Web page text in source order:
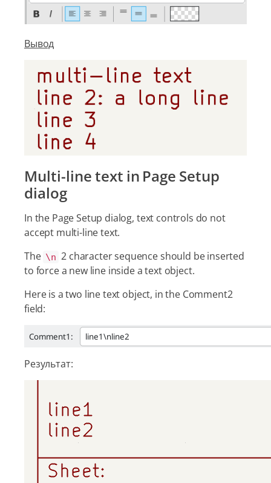
Вывод
Multi-line text in Page Setup
dialog
In the Page Setup dialog, text controls do not
accept multi-line text.
The \n 2 character sequence should be inserted
to force a new line inside a text object.
Here is a two line text object, in the Comment2
field:
Результат: